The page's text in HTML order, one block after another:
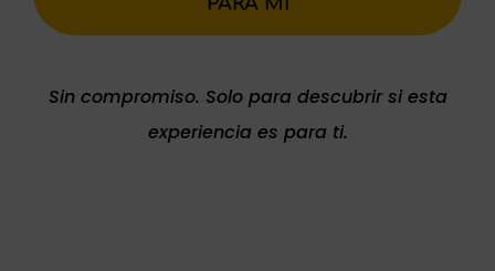
Sin compromiso. Solo para descubrir si esta
experiencia es para ti.